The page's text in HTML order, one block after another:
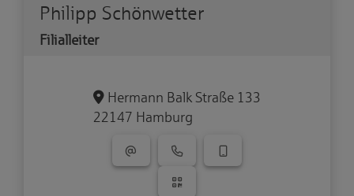
Philipp Schönwetter
Filialleiter
Hermann Balk Straße 133
22147 Hamburg